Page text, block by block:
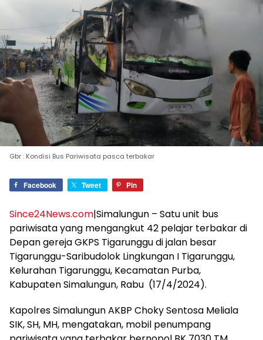
Gbr : Kondisi Bus Pariwisata pasca terbakar
Facebook Tweet Pin
Since24News.com|Simalungun – Satu unit bus
pariwisata yang mengangkut 42 pelajar terbakar di
Depan gereja GKPS Tigarunggu di jalan besar
Tigarunggu-Saribudolok Lingkungan I Tigarunggu,
Kelurahan Tigarunggu, Kecamatan Purba,
Kabupaten Simalungun, Rabu (17/4/2024).
Kapolres Simalungun AKBP Choky Sentosa Meliala
SIK, SH, MH, mengatakan, mobil penumpang